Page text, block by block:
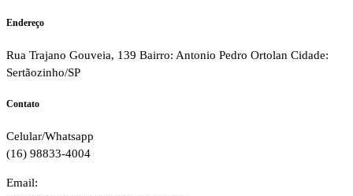
Endereço
Rua Trajano Gouveia, 139 Bairro: Antonio Pedro Ortolan Cidade:
Sertãozinho/SP
Contato
Celular/Whatsapp
(16) 98833-4004
Email: